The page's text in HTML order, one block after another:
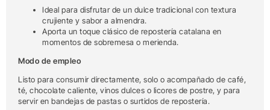
Ideal para disfrutar de un dulce tradicional con textura
crujiente y sabor a almendra.
Aporta un toque clásico de repostería catalana en
momentos de sobremesa o merienda.
Modo de empleo
Listo para consumir directamente, solo o acompañado de café,
té, chocolate caliente, vinos dulces o licores de postre, y para
servir en bandejas de pastas o surtidos de repostería.